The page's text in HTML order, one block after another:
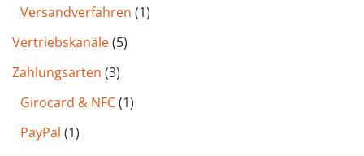
Versandverfahren (1)
Vertriebskanäle(5)
Zahlungsarten (3)
Girocard & NFC(1)
PayPal (1)